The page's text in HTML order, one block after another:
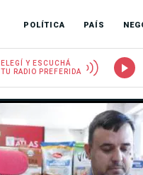
POLÍTICA PAÍS
ELEGÍ Y ESCUCHÁ
TU RADIO PREFERIDA